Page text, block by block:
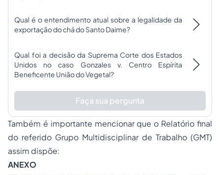
Qual é o entendimento atual sobre a legalidade da
exportação do chá do Santo Daime?
Qual foi a decisão da Suprema Corte dos Estados
Unidos no caso Gonzales v. Centro Espírita
Beneficente União do Vegetal?
Faça sua pergunta
Também é importante mencionar que o Relatório final
do referido Grupo Multidisciplinar de Trabalho (GMT)
assim dispõe:
ANEXO